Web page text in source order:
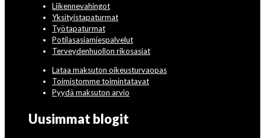
Liikennevahingot
Yksityistapaturmat
Työtapaturmat
Potilasasiamiespalvelut
Terveydenhuollon rikosasiat
Lataa maksuton oikeusturvaopas
Toimistomme toimintatavat
Pyydä maksuton arvio
Uusimmat blogit